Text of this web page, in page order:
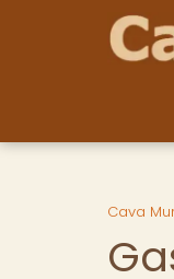
Cava